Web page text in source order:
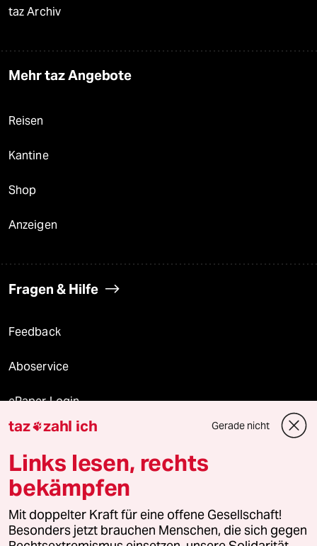
taz Archiv
Mehr taz Angebote
Reisen
Kantine
Shop
Anzeigen
Fragen & Hilfe
Feedback
Aboservice
ePaper Login
Downloads für Abonnierende
© 2026 taz Verlags und Vertriebs GmbH
Alle Rechte vorbehalten. Bei rechtlichen Fragen oder für Genehmigungen
wenden Sie sich bitte an lizenzen@taz.de
taz zahl ich Gerade nicht
Links lesen, rechts
bekämpfen
Mit doppelter Kraft für eine offene Gesellschaft!
Besonders jetzt brauchen Menschen, die sich gegen